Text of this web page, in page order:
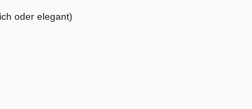
oder elegant)